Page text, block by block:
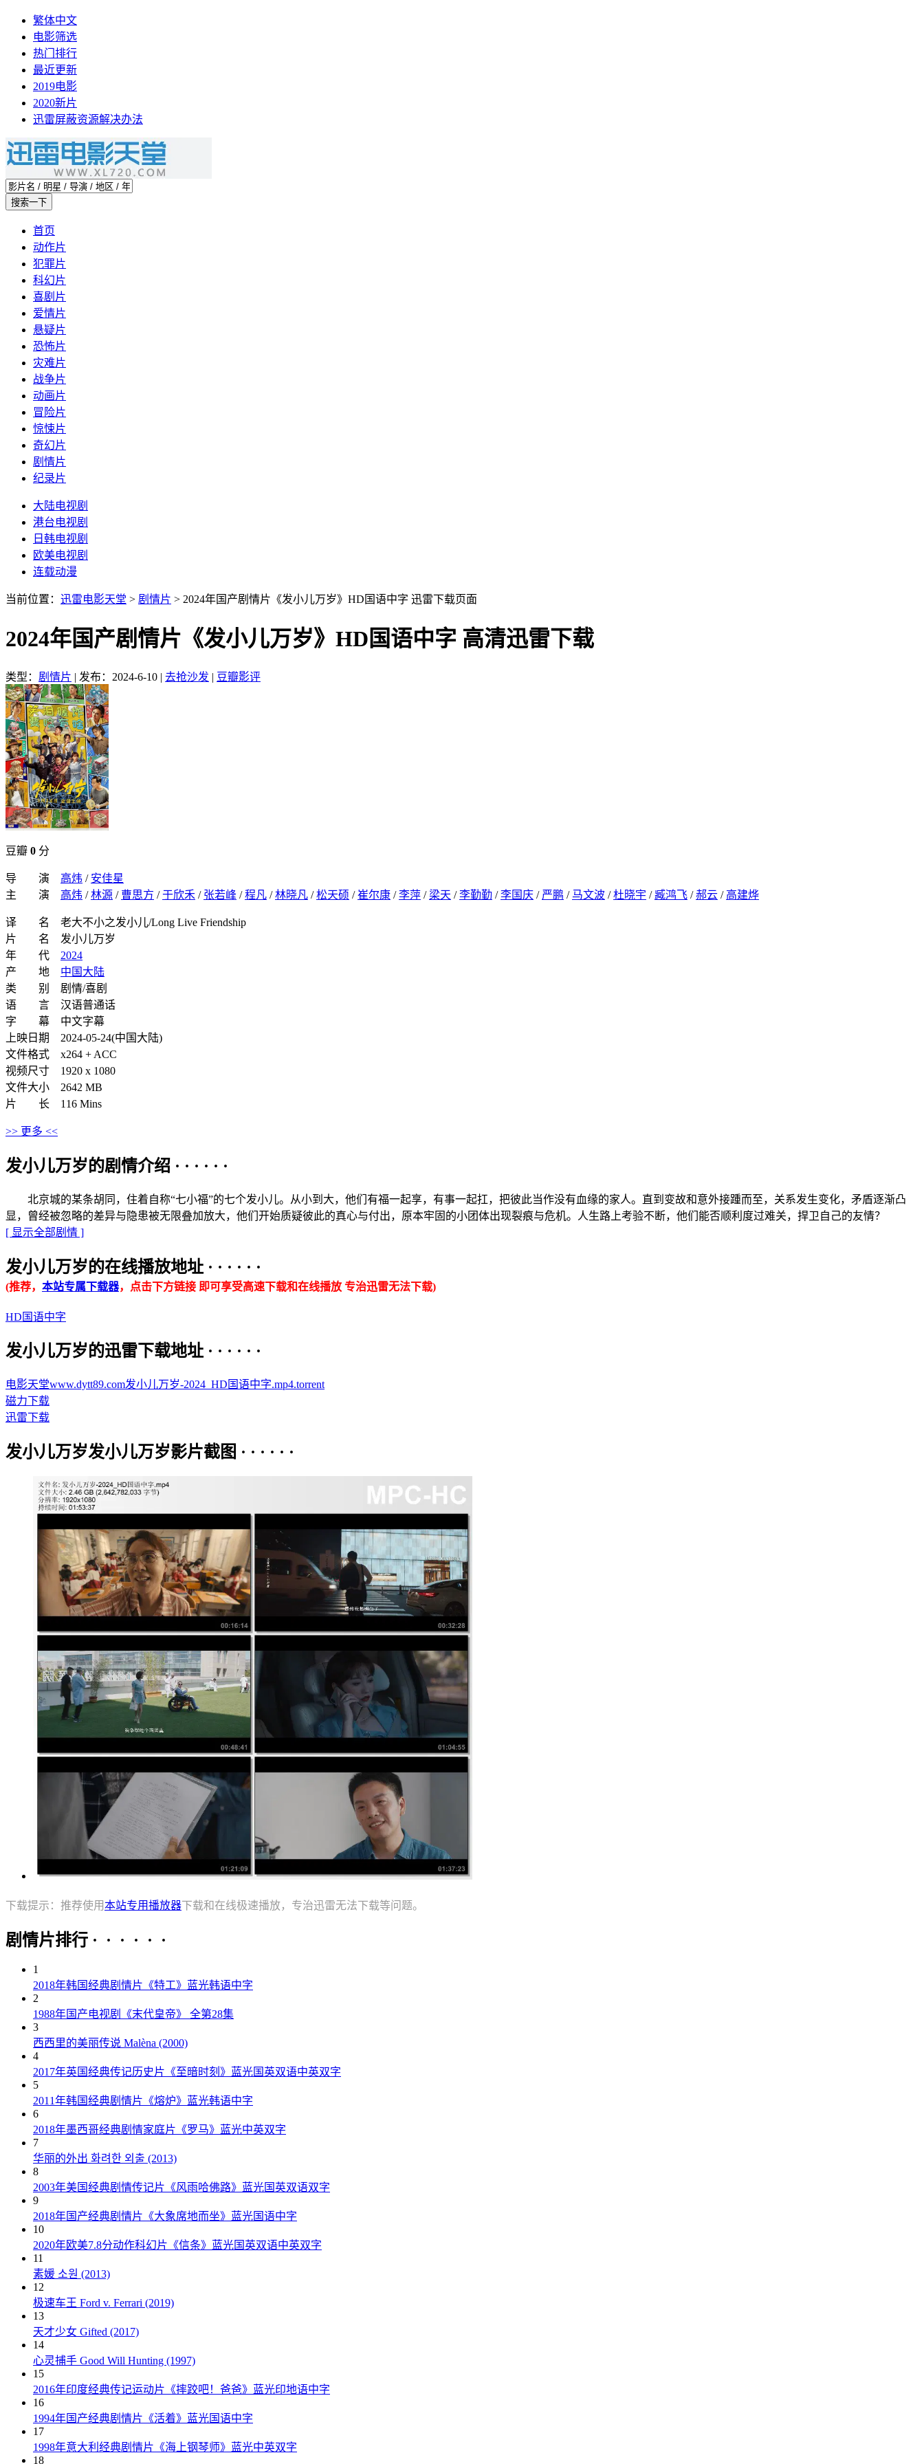
繁体中文
电影筛选
热门排行
最近更新
2019电影
2020新片
迅雷屏蔽资源解决办法
首页
动作片
犯罪片
科幻片
喜剧片
爱情片
悬疑片
恐怖片
灾难片
战争片
动画片
冒险片
惊悚片
奇幻片
剧情片
纪录片
大陆电视剧
港台电视剧
日韩电视剧
欧美电视剧
连载动漫
当前位置： 迅雷电影天堂 > 剧情片 > 2024年国产剧情片《发小儿万岁》HD国语中字 迅雷下载页面
2024年国产剧情片《发小儿万岁》HD国语中字 高清迅雷下载
类型： 剧情片 | 发布：2024-6-10 | 去抢沙发 | 豆瓣影评
豆瓣 0 分
导 演 高炜 / 安佳星
主 演 高炜 /林源 / 曹思方 /于欣禾 / 张若峰 /程凡 /林晓凡 /松天硕 /崔尔康 /李萍 / 梁天 /李勤勤 /李国庆 / 严鹏 / 马文波 /杜晓宇 /臧鸿飞 /郝云 / 高建烨
译 名 老大不小之发小儿/Long Live Friendship
片 名 发小儿万岁
年 代 2024
产 地 中国大陆
类 别 剧情/喜剧
语 言 汉语普通话
字 幕 中文字幕
上映日期 2024-05-24(中国大陆)
文件格式 x264 + ACC
视频尺寸 1920 x 1080
文件大小 2642 MB
片 长 116 Mins
>> 更多 <<
发小儿万岁的剧情介绍 · · · · · ·
北京城的某条胡同，住着自称“七小福”的七个发小儿。从小到大，他们有福一起享，有事一起扛，把彼此当作没有血缘的家人。直到变故和意外接踵而至，关系发生变化，矛盾逐渐凸
显，曾经被忽略的差异与隐患被无限叠加放大，他们开始质疑彼此的真心与付出，原本牢固的小团体出现裂痕与危机。人生路上考验不断，他们能否顺利度过难关，捍卫自己的友情？
[ 显示全部剧情 ]
发小儿万岁的在线播放地址 · · · · · ·
(推荐， 本站专属下载器，点击下方链接 即可享受高速下载和在线播放 专治迅雷无法下载)
HD国语中字
发小儿万岁的迅雷下载地址 · · · · · ·
电影天堂www.dytt89.com发小儿万岁-2024_HD国语中字.mp4.torrent
磁力下载
迅雷下载
发小儿万岁发小儿万岁影片截图 · · · · · ·
下载提示：推荐使用本站专用播放器下载和在线极速播放，专治迅雷无法下载等问题。
剧情片排行 · · · · · ·
1
2018年韩国经典剧情片《特工》蓝光韩语中字
2
1988年国产电视剧《末代皇帝》 全第28集
3
西西里的美丽传说 Malèna (2000)
4
2017年英国经典传记历史片《至暗时刻》蓝光国英双语中英双字
5
2011年韩国经典剧情片《熔炉》蓝光韩语中字
6
2018年墨西哥经典剧情家庭片《罗马》蓝光中英双字
7
华丽的外出 화려한 외출 (2013)
8
2003年美国经典剧情传记片《风雨哈佛路》蓝光国英双语双字
9
2018年国产经典剧情片《大象席地而坐》蓝光国语中字
10
2020年欧美7.8分动作科幻片《信条》蓝光国英双语中英双字
11
素媛 소원 (2013)
12
极速车王 Ford v. Ferrari (2019)
13
天才少女 Gifted (2017)
14
心灵捕手 Good Will Hunting (1997)
15
2016年印度经典传记运动片《摔跤吧！爸爸》蓝光印地语中字
16
1994年国产经典剧情片《活着》蓝光国语中字
17
1998年意大利经典剧情片《海上钢琴师》蓝光中英双字
18